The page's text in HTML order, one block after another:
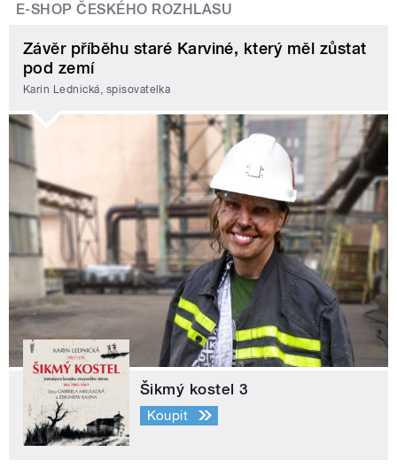
E-SHOP ČESKÉHO ROZHLASU
Závěr příběhu staré Karviné, který měl zůstat
pod zemí
Karin Lednická, spisovatelka
Šikmý kostel 3
Koupit